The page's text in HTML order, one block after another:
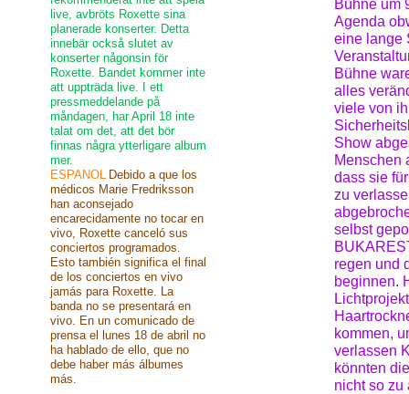
Bühne um
Agenda
eine lange
Bühne
alles
viele von
Show
Menschen
dass sie
zu
selbst
regen und
beginnen.
kommen,
verlassen
könnten
nicht so zu
live, avbröts Roxette sina
planerade konserter. Detta
innebär också slutet av
konserter någonsin för
Roxette. Bandet kommer inte
att uppträda live. I ett
pressmeddelande på
måndagen, har April 18 inte
talat om det, att det bör
finnas några ytterligare album
mer.
ESPANOL Debido a que los
médicos Marie Fredriksson
han aconsejado
encarecidamente no tocar en
vivo, Roxette canceló sus
conciertos programados.
Esto también significa el final
de los conciertos en vivo
jamás para Roxette. La
banda no se presentará en
vivo. En un comunicado de
prensa el lunes 18 de abril no
ha hablado de ello, que no
debe haber más álbumes
más.